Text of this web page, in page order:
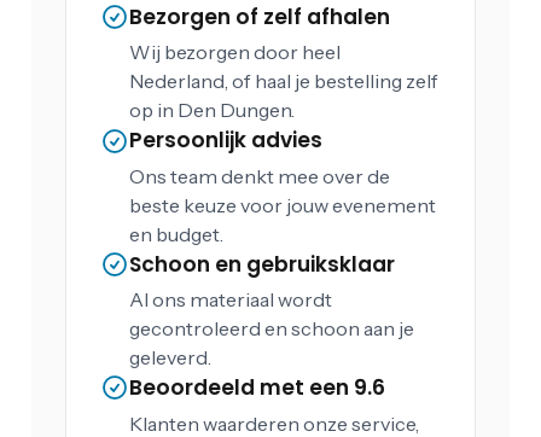
Bezorgen of zelf afhalen
Wij bezorgen door heel
Nederland, of haal je bestelling zelf
op in Den Dungen.
Persoonlijk advies
Ons team denkt mee over de
beste keuze voor jouw evenement
en budget.
Schoon en gebruiksklaar
Al ons materiaal wordt
gecontroleerd en schoon aan je
geleverd.
Beoordeeld met een 9.6
Klanten waarderen onze service,